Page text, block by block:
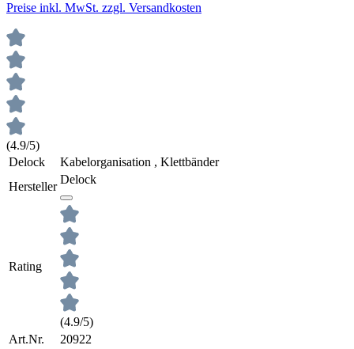
Preise inkl. MwSt. zzgl. Versandkosten
(4.9/5)
Delock
Kabelorganisation , Klettbänder
Hersteller
Delock
Rating
(4.9/5)
Art.Nr.
20922